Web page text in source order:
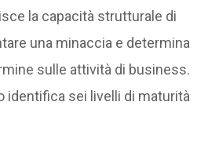
la capacità strutturale di
una minaccia e determina
sulle attività di business.
identifica sei livelli di maturità